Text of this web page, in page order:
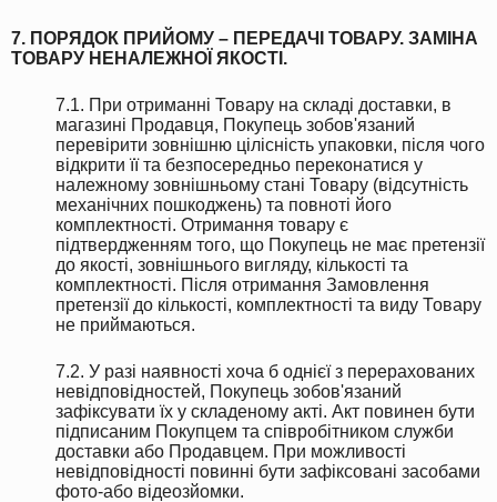
7. ПОРЯДОК ПРИЙОМУ – ПЕРЕДАЧІ ТОВАРУ. ЗАМІНА
ТОВАРУ НЕНАЛЕЖНОЇ ЯКОСТІ.
7.1. При отриманні Товару на складі доставки, в
магазині Продавця, Покупець зобов'язаний
перевірити зовнішню цілісність упаковки, після чого
відкрити її та безпосередньо переконатися у
належному зовнішньому стані Товару (відсутність
механічних пошкоджень) та повноті його
комплектності. Отримання товару є
підтвердженням того, що Покупець не має претензії
до якості, зовнішнього вигляду, кількості та
комплектності. Після отримання Замовлення
претензії до кількості, комплектності та виду Товару
не приймаються.
7.2. У разі наявності хоча б однієї з перерахованих
невідповідностей, Покупець зобов'язаний
зафіксувати їх у складеному акті. Акт повинен бути
підписаним Покупцем та співробітником служби
доставки або Продавцем. При можливості
невідповідності повинні бути зафіксовані засобами
фото-або відеозйомки.